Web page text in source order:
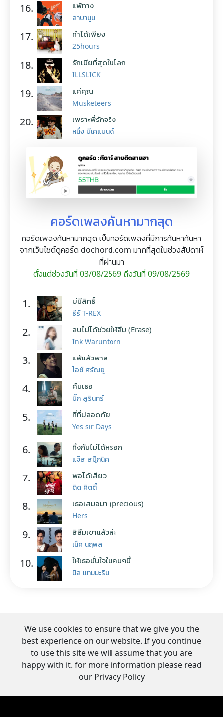
16. แพ้ทาง
ลาบานูน
17. ทำได้เพียง
25hours
18. รักเมียที่สุดในโลก
ILLSLICK
19. แค่คุณ
Musketeers
20. เพราะพี่รักจริง
หนึ่ง บีเคแบนด์
คอร์ดเพลงค้นหามากสุด
คอร์ดเพลงค้นหามากสุด เป็นคอร์ดเพลงที่มีการค้นหาค้นหา
จากเว็บไซต์ดูคอร์ด dochord.com มากที่สุดในช่วงสัปดาห์
ที่ผ่านมา
ตั้งแต่ช่วงวันที่ 03/08/2569 ถึงวันที่ 09/08/2569
1. บ่มีสิทธิ์
ธีร์ T-REX
2. ลบไม่ได้ช่วยให้ลืม (Erase)
Ink Waruntorn
3. แพ้แล้วพาล
ไอซ์ ศรัณยู
4. คืนเธอ
บิ๊ก สุรินทร์
5. ที่ที่ปลอดภัย
Yes sir Days
6. ทิ้งกันไม่ได้หรอก
แจ๊ส สปุ๊กนิค
7. พอได้เสียว
ดิด คิตตี้
8. เธอเสมอมา (precious)
Hers
9. สิลืมเขาแล้วล่ะ
เน็ค นฤพล
10. ให้เธอมั่นใจในคนๆนี้
นิล แทมมะริน
We use cookies to ensure that we give you the
best experience on our website. If you continue
to use this site we will assume that you are
happy with it. for more information please read
our Privacy Policy